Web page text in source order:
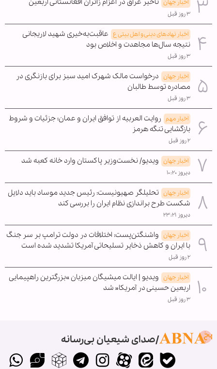
اخبار جهان
۳ روز قبل
اخبار نهادهای دینی و اهل بیتی ع عاقبت‌به‌خیری شهید لاریجانی
نتیجه سال‌ها مجاهدت و اخلاص بود
۳ روز قبل
اخبار جهان درخواست مالک شهرک امید سبز برای بازنگری در
مصادره توسط طالبان
۳ روز قبل
اخبار مهم روایت العربیه از توافق ایران و عمان؛ جزئیات و شروط
بازگشایی تنگه هرمز
۲ روز قبل
اخبار جهان ویدیو/ نخست‌وزیر پاکستان وارد خانه کعبه شد
دیروز ۱۰:۲۰
اخبار جهان تحلیلگر صهیونیست: رئیس جدید موساد باید دلایل
شکست طرح براندازی نظام ایران را بررسی کند
دیروز ۲۳:۲۱
اخبار جهان واشنگتن‌پست: اختلافات در دولت ترامپ بر سر جنگ
با ایران و کاهش ذخایر تسلیحاتی آمریکا تشدید شده است
۲ روز قبل
اخبار جهان ویدیو | ایالت میشیگان میزبان »بزرگترین راهپیمایی
اربعین حسینی در آمریکا« شد
۳ روز قبل
صدای شیعیان بی‌رسانه